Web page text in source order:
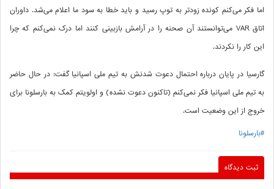
اما فکر می‌کنم کونده زودتر به توپ رسید و باید خطا به سود ما اعلام می‌شد. داوران
اتاق VAR می‌توانستند آن صحنه را در آرامش بازبینی کنند اما درک نمی‌کنم که چرا
این کار را نکردند.
گارسیا در پایان درباره احتمال دعوت شدنش به تیم ملی اسپانیا گفت: در حال حاضر
به تیم ملی اسپانیا فکر نمی‌کنم (تاکنون دعوت نشده) و اولویتم کمک به بارسلونا برای
خروج از این وضعیت است.
#بارسلونا
ثبت دیدگاه